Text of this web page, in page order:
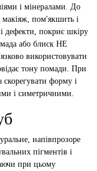
і мінералами. До
макіяж, пом'якшить і
дефекти, покриє шкіру
або блиск НЕ
використовувати
тону помади. При
форму і
і симетричними.
напівпрозоре
пігментів і
при цьому